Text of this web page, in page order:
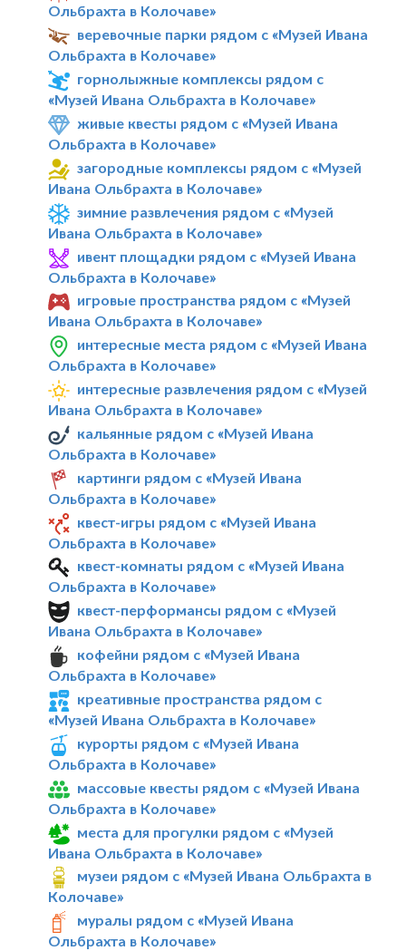
Ольбрахта в Колочаве»
веревочные парки рядом с «Музей Ивана
Ольбрахта в Колочаве»
горнолыжные комплексы рядом с
«Музей Ивана Ольбрахта в Колочаве»
живые квесты рядом с «Музей Ивана
Ольбрахта в Колочаве»
загородные комплексы рядом с «Музей
Ивана Ольбрахта в Колочаве»
зимние развлечения рядом с «Музей
Ивана Ольбрахта в Колочаве»
ивент площадки рядом с «Музей Ивана
Ольбрахта в Колочаве»
игровые пространства рядом с «Музей
Ивана Ольбрахта в Колочаве»
интересные места рядом с «Музей Ивана
Ольбрахта в Колочаве»
интересные развлечения рядом с «Музей
Ивана Ольбрахта в Колочаве»
кальянные рядом с «Музей Ивана
Ольбрахта в Колочаве»
картинги рядом с «Музей Ивана
Ольбрахта в Колочаве»
квест-игры рядом с «Музей Ивана
Ольбрахта в Колочаве»
квест-комнаты рядом с «Музей Ивана
Ольбрахта в Колочаве»
квест-перформансы рядом с «Музей
Ивана Ольбрахта в Колочаве»
кофейни рядом с «Музей Ивана
Ольбрахта в Колочаве»
креативные пространства рядом с
«Музей Ивана Ольбрахта в Колочаве»
курорты рядом с «Музей Ивана
Ольбрахта в Колочаве»
массовые квесты рядом с «Музей Ивана
Ольбрахта в Колочаве»
места для прогулки рядом с «Музей
Ивана Ольбрахта в Колочаве»
музеи рядом с «Музей Ивана Ольбрахта в
Колочаве»
муралы рядом с «Музей Ивана
Ольбрахта в Колочаве»